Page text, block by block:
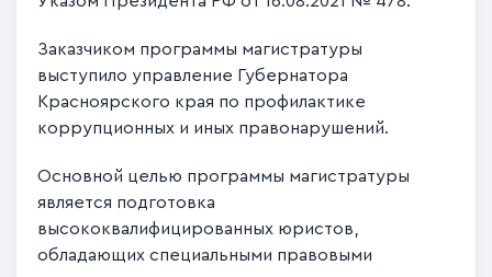
Заказчиком программы магистратуры
выступило управление Губернатора
Красноярского края по профилактике
коррупционных и иных правонарушений.
Основной целью программы магистратуры
является подготовка
высококвалифицированных юристов,
обладающих специальными правовыми